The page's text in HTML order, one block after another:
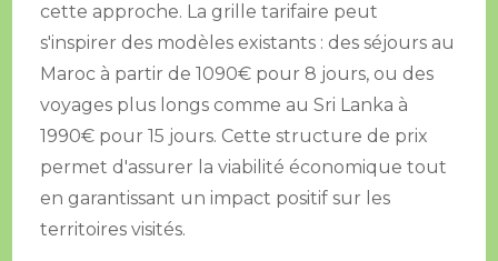
cette approche. La grille tarifaire peut
s'inspirer des modèles existants : des séjours au
Maroc à partir de 1090€ pour 8 jours, ou des
voyages plus longs comme au Sri Lanka à
1990€ pour 15 jours. Cette structure de prix
permet d'assurer la viabilité économique tout
en garantissant un impact positif sur les
territoires visités.